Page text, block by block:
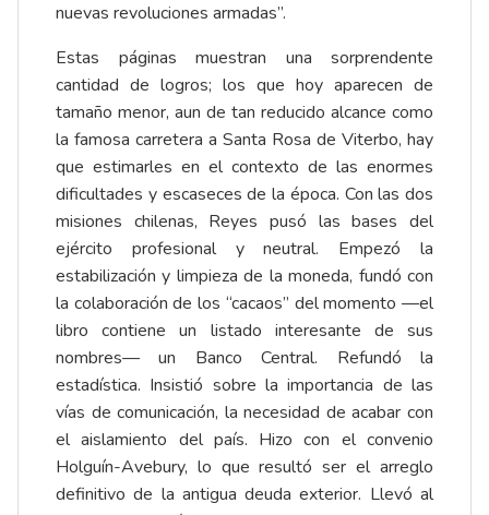
nuevas revoluciones armadas”.
Estas páginas muestran una sorprendente
cantidad de logros; los que hoy aparecen de
tamaño menor, aun de tan reducido alcance como
la famosa carretera a Santa Rosa de Viterbo, hay
que estimarles en el contexto de las enormes
dificultades y escaseces de la época. Con las dos
misiones chilenas, Reyes pusó las bases del
ejército profesional y neutral. Empezó la
estabilización y limpieza de la moneda, fundó con
la colaboración de los “cacaos” del momento —el
libro contiene un listado interesante de sus
nombres— un Banco Central. Refundó la
estadística. Insistió sobre la importancia de las
vías de comunicación, la necesidad de acabar con
el aislamiento del país. Hizo con el convenio
Holguín-Avebury, lo que resultó ser el arreglo
definitivo de la antigua deuda exterior. Llevó al